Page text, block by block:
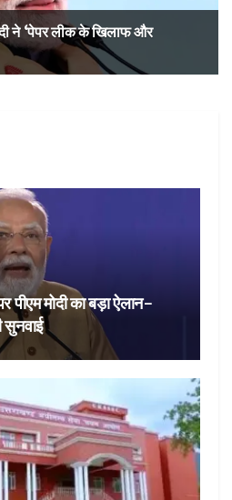
ने ‘पेपर लीक के खिलाफ और
मोदी का बड़ा ऐलान-
सुनवाई